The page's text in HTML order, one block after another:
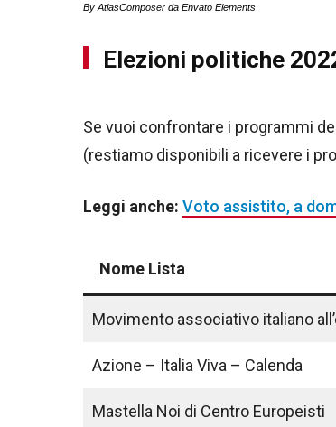
By AtlasComposer da Envato Elements
Elezioni politiche
Se vuoi confrontare i programmi
(restiamo disponibili a ricevere i
Leggi anche: Voto assistito, a
Nome Lista
Movimento associativo italiano
Azione – Italia Viva – Calenda
Mastella Noi di Centro Europeisti